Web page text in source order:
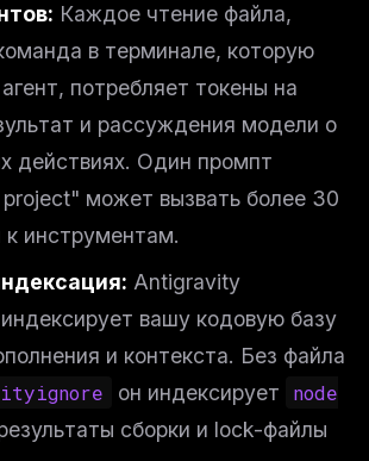
Каждое чтение файла,
в терминале, которую
потребляет токены на
и рассуждения модели о
действиях. Один промпт
может вызвать более 30
инструментам.
Antigravity
вашу кодовую базу
и контекста. Без файла
он индексирует
node
сборки и lock-файлы